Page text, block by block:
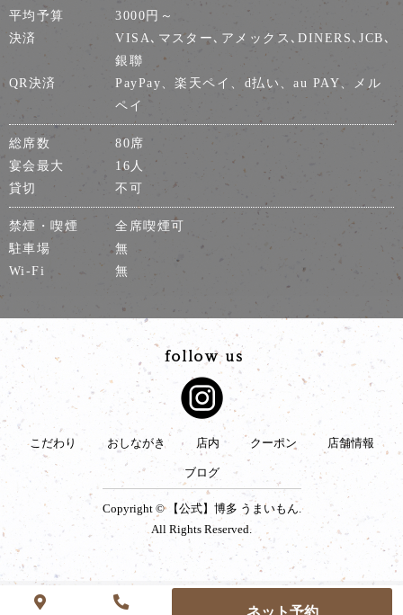
平均予算
3000円～
決済
VISA､マスター､アメックス､DINERS､JCB､
銀聯
QR決済
PayPay、楽天ペイ、d払い、au PAY、メル
ペイ
総席数
80席
宴会最大
16人
貸切
不可
禁煙・喫煙
全席喫煙可
駐車場
無
Wi-Fi
無
こだわり おしながき 店内 クーポン 店舗情報
ブログ
Copyright © 【公式】博多 うまいもん.
All Rights Reserved.
ネット予約